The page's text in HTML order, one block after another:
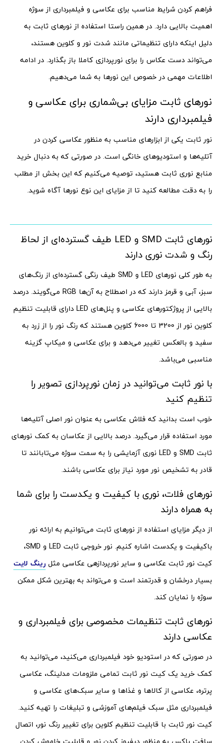
فراهم کردن شرایط مناسب برای عکاسی و فیلمبرداری از سوژه
اهمیت بالایی دارد. در همین راستا استفاده از نورهای ثابت به
دلیل اینکه دارای تنظیماتی مانند شدت نور و کلوین هستند،
می‌تواند دست عکاس را برای نورپردازی کاملا باز بگذارد. در ادامه
اطلاعات مهمی در خصوص این نورها به شما می‌دهیم.
نورهای ثابت مزایای بی‌شماری برای عکاسی و
فیلمبرداری دارند
نور ثابت یکی از ابزارهای مناسب به منظور عکاسی کردن در
آتلیه‌ها و استودیوهای خانگی است. در صورتی که به دنبال خرید
منابع نوری ثابت هستید، توصیه می‌کنیم که این بخش از مطلب
را به دقت مطالعه کنید تا از مزایای این نوع نورها آگاه شوید.
نورهای ثابت SMD و LED طیف گسترده‌ای از لحاظ
رنگ و شدت نوری دارند
به طور کلی نورهای LED و SMD طیف رنگی گسترده‌ای از رنگ‌های
سبز، آبی و قرمز دارند که در اصطلاح به آن‌ها RGB می‌گویند. درصد
بالایی از پروژکتورهای عکاسی و پنل‌های LED دارای قابلیت تنظیم
کلوین نور از 3200 تا 6000 کلوین هستند که رنگ نور را از زرد به
سفید و بالعکس تغییر می‌دهد و برای عکاسی و میکاپ گزینه
مناسبی می‌باشد.
با نور ثابت می‌توانید در زمان نورپردازی تصویر را
تنظیم کنید
خوب است بدانید که فلاش عکاسی به عنوان نور اصلی آتلیه‌ها
مورد استفاده قرار می‌گیرد. درصد بالایی از عکاسان به کمک نورهای
ثابت SMD و LED نوری آزمایشی را به سمت سوژه می‌تابانند تا
قادر به تشخیص نور مورد نیاز برای عکاسی باشند.
نورهای فلات، نوری با کیفیت و یکدست را برای شما
به همراه دارند
از دیگر مزایای استفاده از نورهای ثابت می‌توانیم به ارائه نور
باکیفیت و یکدست اشاره کنیم. نور خروجی ثابت LED و SMD،
کیت نور ثابت عکاسی و سایر نورپردازهی عکاسی مثل رینگ لایت
بسیار درخشان و قدرتمند است و می‌تواند به بهترین شکل ممکن
سوژه را نمایان کند.
نورهای ثابت تنظیمات مخصوصی برای فیلمبرداری و
عکاسی دارند
در صورتی که در استودیو خود فیلمبرداری می‌کنید، می‌توانید به
کمک خرید یک کیت نور ثابت تمامی ملزومات مدلینگ، عکاسی
پرتره، عکاسی از کالاها و غذاها و سایر سبک‌های عکاسی و
فیلمبرداری مثل سبک فیلم‌های آموزشی و تبلیغات را تهیه کنید.
کیت نور ثابت با قابلیت تنظیم کلوین برای تغییر رنگ نور، اتصال